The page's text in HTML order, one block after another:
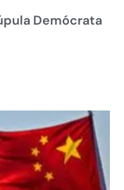
Demócrata